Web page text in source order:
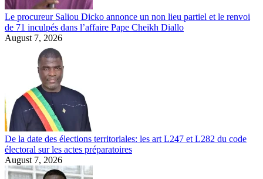
Le procureur Saliou Dicko annonce un non lieu partiel et le renvoi
de 71 inculpés dans l’affaire Pape Cheikh Diallo
August 7, 2026
De la date des élections territoriales: les art L247 et L282 du code
électoral sur les actes préparatoires
August 7, 2026